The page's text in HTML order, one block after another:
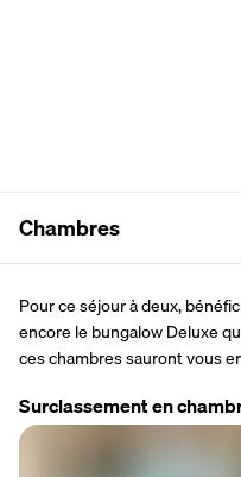
Chambres
Pour ce séjour à deux,
encore le bungalow Deluxe
ces chambres sauront vous
Surclassement en